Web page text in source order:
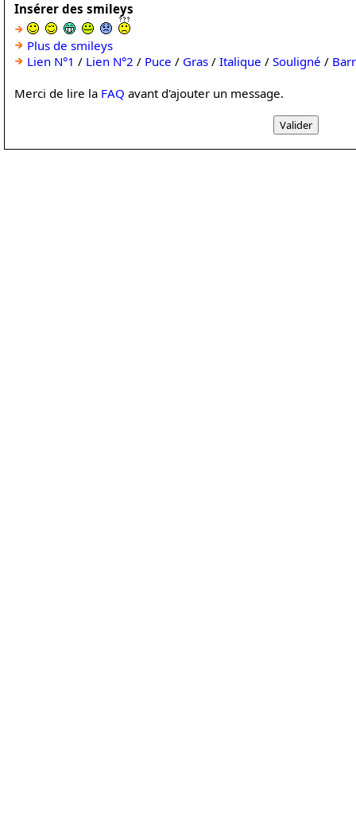
Insérer des smileys
Plus de smileys
Lien N°1 / Lien N°2 / Puce / Gras / Italique / Souligné /
Merci de lire la FAQ avant d'ajouter un message.